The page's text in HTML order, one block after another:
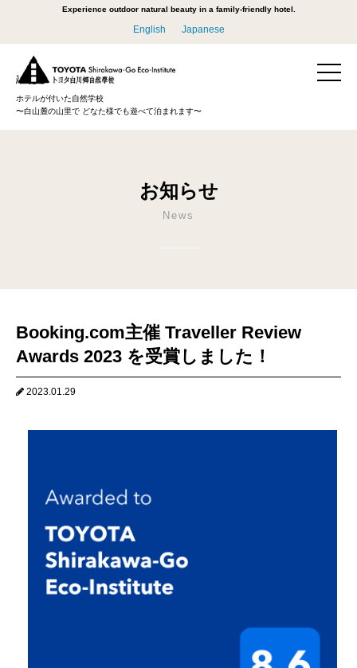
Experience outdoor natural beauty in a family-friendly hotel.
English Japanese
ホテルが付いた自然学校
〜白山麓の山里で どなた様でも遊べて泊まれます〜
お知らせ
News
Booking.com主催 Traveller Review
Awards 2023 を受賞しました！
2023.01.29